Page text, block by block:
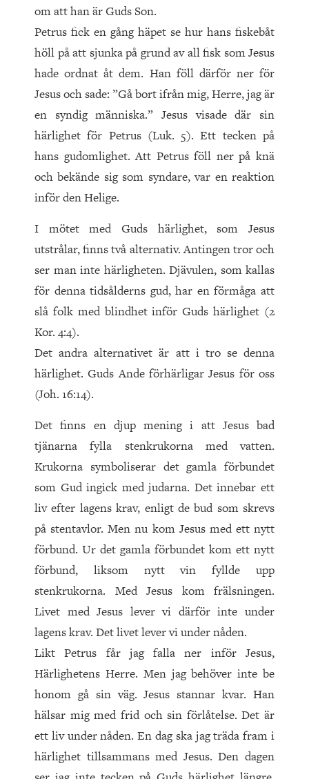
om att han är Guds Son.
Petrus fick en gång häpet se hur hans fiskebåt
höll på att sjunka på grund av all fisk som Jesus
hade ordnat åt dem. Han föll därför ner för
Jesus och sade: ”Gå bort ifrån mig, Herre, jag är
en syndig männi­ska.” Jesus visade där sin
härlighet för Petrus (Luk. 5). Ett tecken på
hans gudomlighet. Att Petrus föll ner på knä
och bekände sig som syndare, var en reaktion
inför den Helige.
I mötet med Guds härlighet, som Jesus
utstrålar, finns två alternativ. Antingen tror och
ser man inte härligheten. Djävulen, som kallas
för denna tidsålderns gud, har en förmåga att
slå folk med blindhet inför Guds härlighet (2
Kor. 4:4).
Det andra alternativet är att i tro se denna
härlighet. Guds Ande förhärligar Jesus för oss
(Joh. 16:14).
Det finns en djup mening i att Jesus bad
tjänarna fylla stenkrukorna med vatten.
Krukorna symboliserar det gamla förbundet
som Gud ingick med judarna. Det innebar ett
liv efter lagens krav, enligt de bud som skrevs
på stentavlor. Men nu kom Jesus med ett nytt
förbund. Ur det gamla förbundet kom ett nytt
förbund, liksom nytt vin fyllde upp
stenkrukorna. Med Jesus kom frälsningen.
Livet med Jesus lever vi därför inte under
lagens krav. Det livet lever vi under nåden.
Likt Petrus får jag falla ner inför Jesus,
Härlighetens Herre. Men jag behöver inte be
honom gå sin väg. Jesus stannar kvar. Han
hälsar mig med frid och sin förlåtelse. Det är
ett liv under nåden. En dag ska jag träda fram i
härlighet tillsammans med Jesus. Den dagen